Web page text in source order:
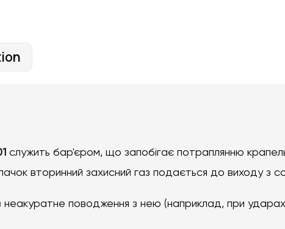
служить бар'єром, що запобігає потраплянню
вторинний захисний газ подається до виходу з
поводження з нею (наприклад, при